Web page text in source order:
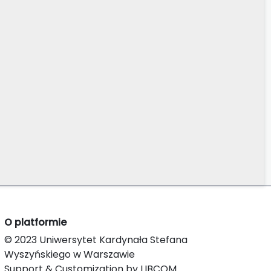
O platformie
© 2023 Uniwersytet Kardynała Stefana
Wyszyńskiego w Warszawie